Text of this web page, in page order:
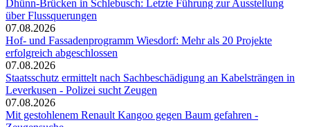
Dhünn-Brücken in Schlebusch: Letzte Führung zur Ausstellung
über Flussquerungen
07.08.2026
Hof- und Fassadenprogramm Wiesdorf: Mehr als 20 Projekte
erfolgreich abgeschlossen
07.08.2026
Staatsschutz ermittelt nach Sachbeschädigung an Kabelsträngen in
Leverkusen - Polizei sucht Zeugen
07.08.2026
Mit gestohlenem Renault Kangoo gegen Baum gefahren -